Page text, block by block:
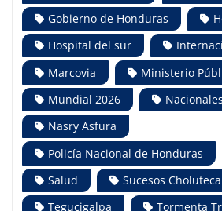
Gobierno de Honduras
Hospital del sur
Marcovia
Ministerio
Mundial 2026
Nacionales
Nasry Asfura
Policía Nacional de Honduras
Salud
Sucesos Choluteca
Tegucigalpa
Tormenta